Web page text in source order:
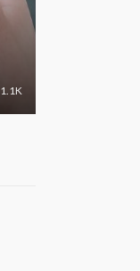
1.1K